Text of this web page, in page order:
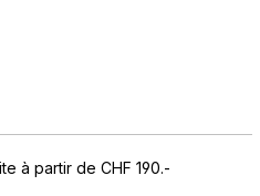
à partir de CHF 190.-